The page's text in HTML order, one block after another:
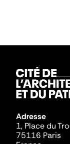
Adresse
1, Place du
75116 Paris